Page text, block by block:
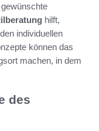
hilft,
individuellen
können das
machen, in dem
des